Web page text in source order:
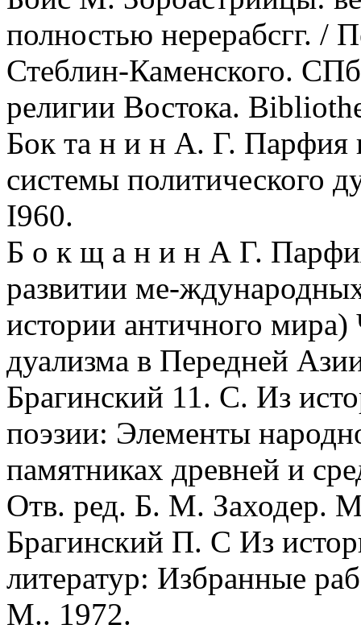
полностью нерерабсгг. /
Стеблин-Каменского.
религии Востока.
Бок та н и н А. Г. Парфия
системы политического
I960.
Б о к щ а н и н А Г.
развитии ме-
истории античного
дуализма в Передней
Брагинский 11. С. Из
поэзии: Элементы
памятниках древней и
Отв. ред. Б. М. Заходер.
Брагинский П. С Из
литератур: Избранные
М.. 1972.